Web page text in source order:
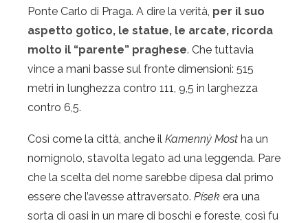
Ponte Carlo di Praga. A dire la verità, per il suo
aspetto gotico, le statue, le arcate, ricorda
molto il “parente” praghese. Che tuttavia
vince a mani basse sul fronte dimensioni: 515
metri in lunghezza contro 111, 9,5 in larghezza
contro 6,5.
Così come la città, anche il Kamenný Most ha un
nomignolo, stavolta legato ad una leggenda. Pare
che la scelta del nome sarebbe dipesa dal primo
essere che l’avesse attraversato. Písek era una
sorta di oasi in un mare di boschi e foreste, così fu